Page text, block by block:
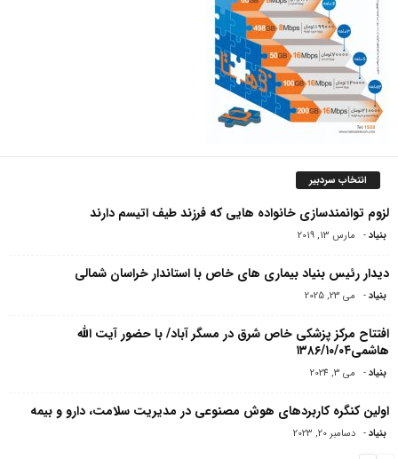
انتخاب سردبیر
لزوم توانمندسازی خانواده هایی که فرزند طیف اتیسم دارند
بنیاد- مارس 13, 2019
دیدار رئیس بنیاد بیماری های خاص با استاندار خراسان شمالی
بنیاد- می 23, 2025
افتتاح مرکز پزشکی خاص شرق در مسگر آباد/ با حضور آیت الله
هاشمی۱۳۸۶/۱۰/۰۴
بنیاد- می 3, 2024
اولین کنگره کاربردهای هوش مصنوعی در مدیریت سلامت، دارو و بیمه
بنیاد- دسامبر 20, 2023